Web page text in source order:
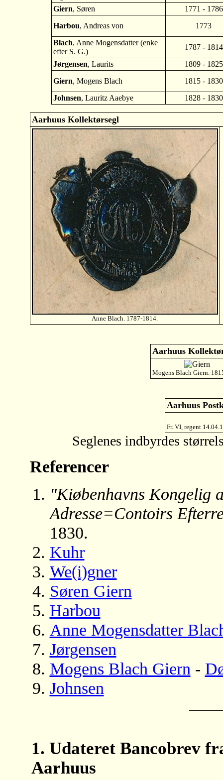
Giern, Søren
1771 - 1786
Harbou, Andreas von
1773
Blach, Anne Mogensdatter (enke
efter S. G.)
1787 - 1814
Jørgensen, Laurits
1809 - 1825
Giern, Mogens Blach
1815 - 1830
Johnsen, Lauritz Aaebye 1828 - 1830
Aarhuus Kollektørsegl
Anne Blach. 1787-1814.
Aarhuus
Mogens Blach Giern.
Aarhuus
Fr. VI, regent
Seglenes indbyrdes
Referencer
"Kiøbenhavns Kongelig
Adresse=Contoirs
1830.
Kuhr
We(i)gner
Søren Giern
Harbou
Anne Mogensdatter
Jørgensen
Mogens Blach Giern -
Johnsen
1. Udateret Bancobrev
Aarhuus